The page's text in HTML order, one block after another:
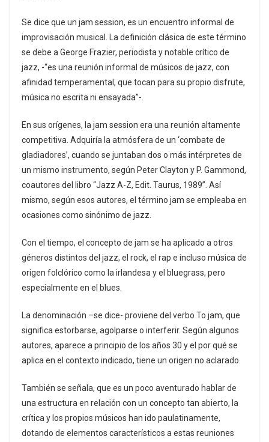
Se dice que un jam session, es un encuentro informal de
improvisación musical. La definición clásica de este término
se debe a George Frazier, periodista y notable crítico de
jazz, -“es una reunión informal de músicos de jazz, con
afinidad temperamental, que tocan para su propio disfrute,
música no escrita ni ensayada”-.
En sus orígenes, la jam session era una reunión altamente
competitiva. Adquiría la atmósfera de un ‘combate de
gladiadores’, cuando se juntaban dos o más intérpretes de
un mismo instrumento, según Peter Clayton y P. Gammond,
coautores del libro “Jazz A-Z, Edit. Taurus, 1989”. Así
mismo, según esos autores, el término jam se empleaba en
ocasiones como sinónimo de jazz.
Con el tiempo, el concepto de jam se ha aplicado a otros
géneros distintos del jazz, el rock, el rap e incluso música de
origen folclórico como la irlandesa y el bluegrass, pero
especialmente en el blues.
La denominación –se dice- proviene del verbo To jam, que
significa estorbarse, agolparse o interferir. Según algunos
autores, aparece a principio de los años 30 y el por qué se
aplica en el contexto indicado, tiene un origen no aclarado.
También se señala, que es un poco aventurado hablar de
una estructura en relación con un concepto tan abierto, la
crítica y los propios músicos han ido paulatinamente,
dotando de elementos característicos a estas reuniones